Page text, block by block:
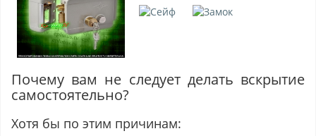
Почему вам не следует делать вскрытие
самостоятельно?
Хотя бы по этим причинам: